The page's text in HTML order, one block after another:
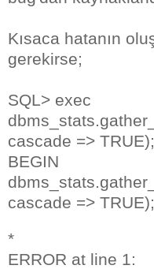
Kısaca hatanın
gerekirse;
SQL> exec
cascade => TRUE);
BEGIN
cascade =>
*
ERROR at line 1: